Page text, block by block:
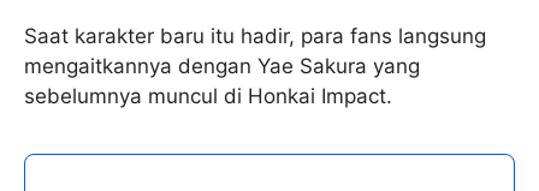
Saat karakter baru itu hadir, para fans langsung
mengaitkannya dengan Yae Sakura yang
sebelumnya muncul di Honkai Impact.